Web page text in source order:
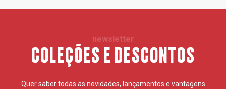
newsletter
COLEÇÕES E DESCONTOS
Quer saber todas as novidades, lançamentos e vantagens